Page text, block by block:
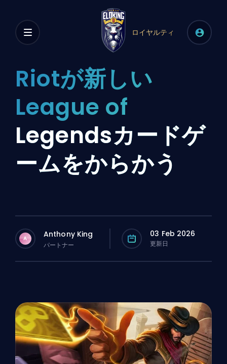
ロイヤルティ
Riotが新しい
League of
Legendsカードゲ
ームをからかう
A Anthony King
パートナー
03 Feb 2026
更新日